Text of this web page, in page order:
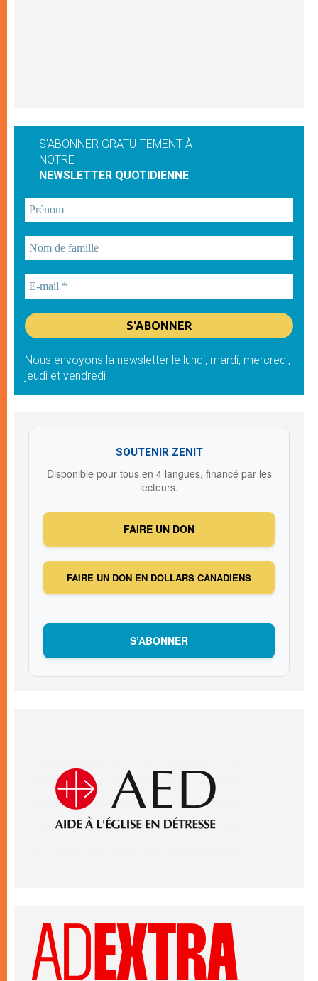
S'ABONNER GRATUITEMENT À
NOTRE
NEWSLETTER QUOTIDIENNE
Nous envoyons la newsletter le lundi, mardi, mercredi,
jeudi et vendredi
SOUTENIR ZENIT
Disponible pour tous en 4 langues, financé par les
lecteurs.
FAIRE UN DON
FAIRE UN DON EN DOLLARS CANADIENS
S’ABONNER